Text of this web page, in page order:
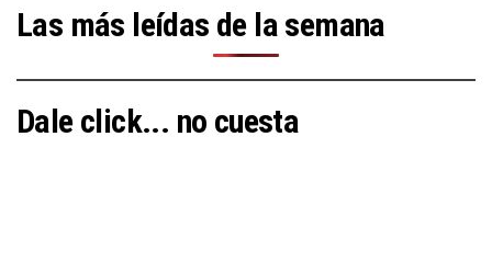
Las más leídas de la semana
Dale click... no cuesta